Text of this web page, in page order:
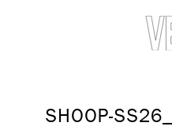
SHOOP-